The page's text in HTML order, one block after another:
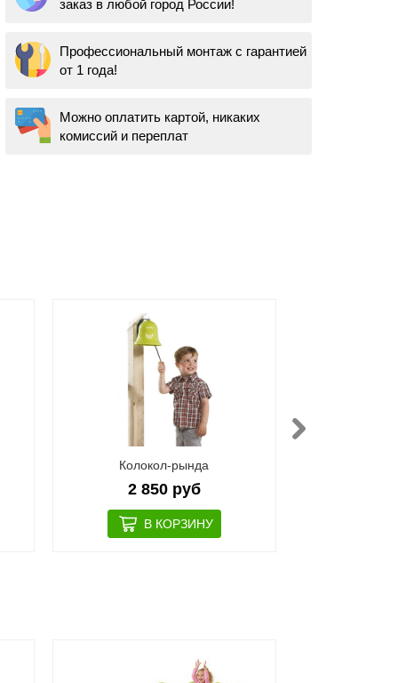
заказ в любой город России!
Профессиональный монтаж с гарантией
от 1 года!
Можно оплатить картой, никаких
комиссий и переплат
Колокол-рында
2 850 руб